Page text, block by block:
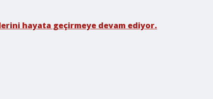
hayata geçirmeye devam ediyor.